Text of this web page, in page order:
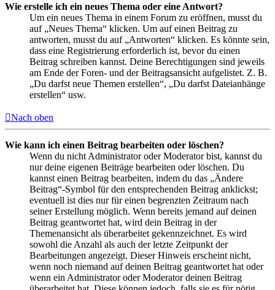
Wie erstelle ich ein neues Thema oder eine Antwort?
Um ein neues Thema in einem Forum zu eröffnen, musst du
auf „Neues Thema“ klicken. Um auf einen Beitrag zu
antworten, musst du auf „Antworten“ klicken. Es könnte sein,
dass eine Registrierung erforderlich ist, bevor du einen
Beitrag schreiben kannst. Deine Berechtigungen sind jeweils
am Ende der Foren- und der Beitragsansicht aufgelistet. Z. B.
„Du darfst neue Themen erstellen“, „Du darfst Dateianhänge
erstellen“ usw.
Nach oben
Wie kann ich einen Beitrag bearbeiten oder löschen?
Wenn du nicht Administrator oder Moderator bist, kannst du
nur deine eigenen Beiträge bearbeiten oder löschen. Du
kannst einen Beitrag bearbeiten, indem du das „Ändere
Beitrag“-Symbol für den entsprechenden Beitrag anklickst;
eventuell ist dies nur für einen begrenzten Zeitraum nach
seiner Erstellung möglich. Wenn bereits jemand auf deinen
Beitrag geantwortet hat, wird dein Beitrag in der
Themenansicht als überarbeitet gekennzeichnet. Es wird
sowohl die Anzahl als auch der letzte Zeitpunkt der
Bearbeitungen angezeigt. Dieser Hinweis erscheint nicht,
wenn noch niemand auf deinen Beitrag geantwortet hat oder
wenn ein Administrator oder Moderator deinen Beitrag